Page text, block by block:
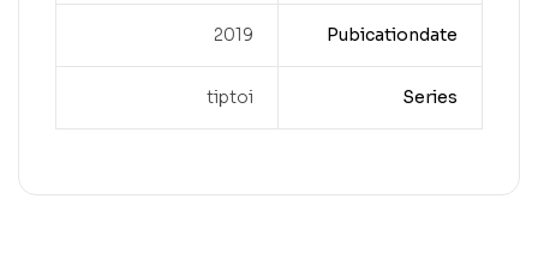
Pubicationdate
2019
Series
tiptoi